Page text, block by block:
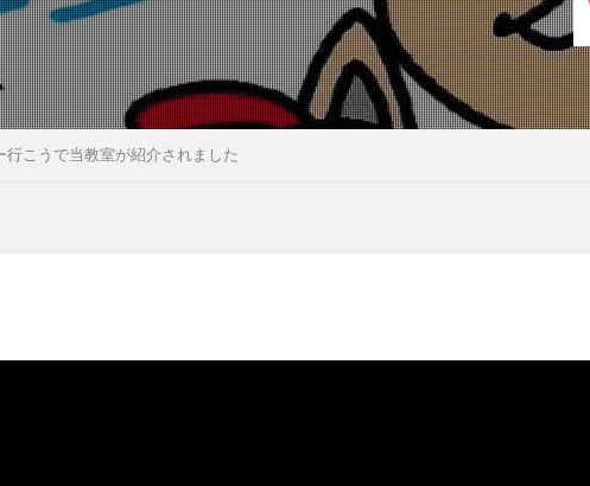
行こうで当教室が紹介されました